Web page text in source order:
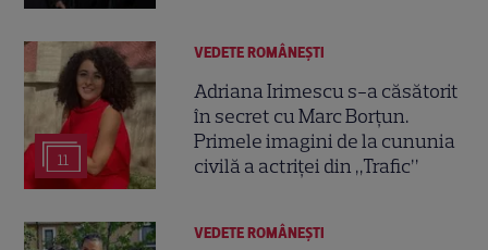
11
VEDETE ROMÂNEŞTI
Adriana Irimescu s-a căsătorit
în secret cu Marc Borțun.
Primele imagini de la cununia
civilă a actriței din „Trafic”
VEDETE ROMÂNEŞTI